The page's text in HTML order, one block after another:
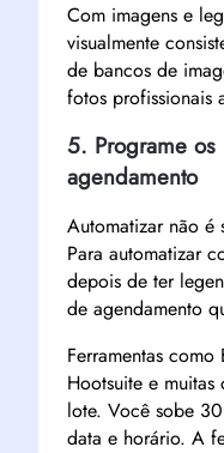
Com imagens e
visualmente
de bancos de
fotos profissionais
5. Programe os
agendamento
Automatizar não é
Para automatizar
depois de ter
de agendamento
Ferramentas
Hootsuite e
lote. Você sobe
data e horário. A